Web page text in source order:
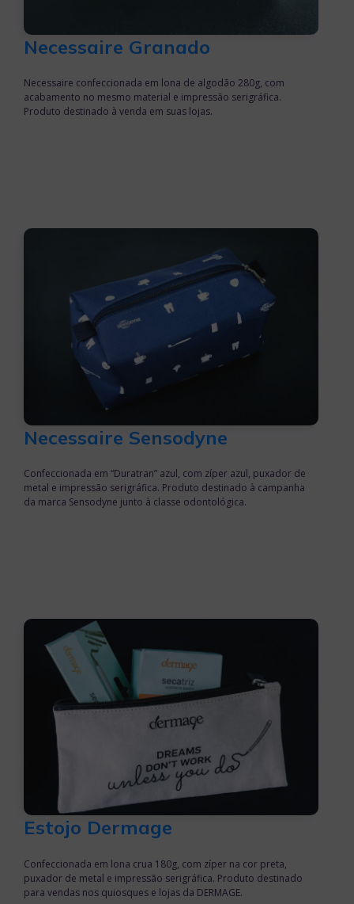
Necessaire Granado
Necessaire confeccionada em lona de algodão 280g, com
acabamento no mesmo material e impressão serigráfica.
Produto destinado à venda em suas lojas.
Necessaire Sensodyne
Confeccionada em “Duratran” azul, com zíper azul, puxador de
metal e impressão serigráfica. Produto destinado à campanha
da marca Sensodyne junto à classe odontológica.
Estojo Dermage
Confeccionada em lona crua 180g, com zíper na cor preta,
puxador de metal e impressão serigráfica. Produto destinado
para vendas nos quiosques e lojas da DERMAGE.